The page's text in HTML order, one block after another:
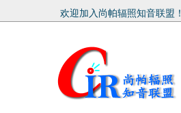
欢迎加入尚帕辐照知音联盟！